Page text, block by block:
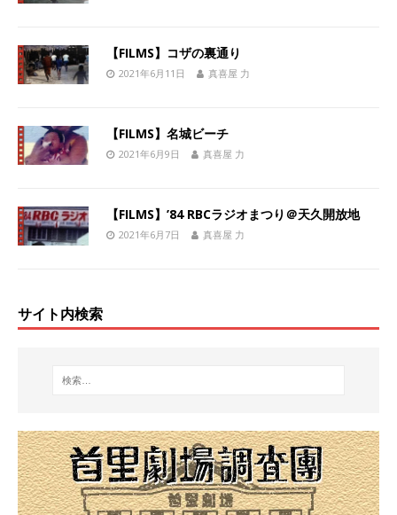
【FILMS】コザの裏通り
2021年6月11日 真喜屋 力
【FILMS】名城ビーチ
2021年6月9日 真喜屋 力
【FILMS】’84 RBCラジオまつり＠天久開放地
2021年6月7日 真喜屋 力
サイト内検索